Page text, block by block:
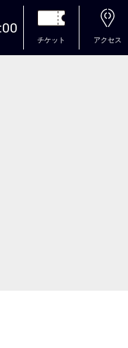
チケット アクセス